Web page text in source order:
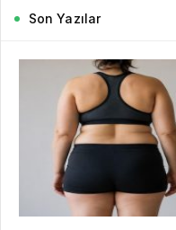
Son Yazılar